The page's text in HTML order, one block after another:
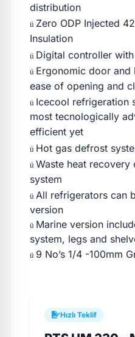
distribution
ü Zero ODP Injected
Insulation
ü Digital controller
ü Ergonomic door and
ease of opening and
ü Icecool refrigeration
most tecnologically
efficient yet
ü Hot gas defrost
ü Waste heat recovery
system
ü All refrigerators can
version
ü Marine version
system, legs and
ü 9 No’s 1/4 -100mm
Hızlı Teklif